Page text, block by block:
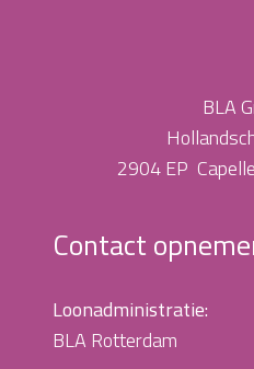
BLA
2904 EP
Contact
Loonadministratie:
BLA Rotterdam